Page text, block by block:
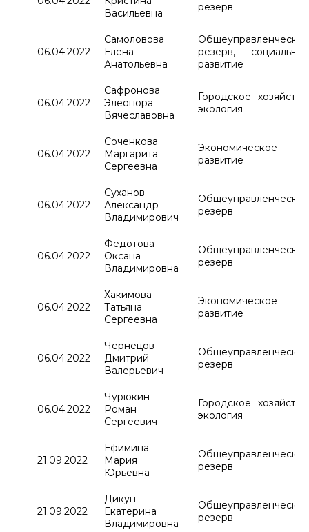
Васильевна
резерв
06.04.2022
Самоловова
Елена
Анатольевна
Общеуправленческий
резерв, социальное
развитие
06.04.2022
Сафронова
Элеонора
Вячеславовна
Городское хозяйство,
экология
06.04.2022
Соченкова
Маргарита
Сергеевна
Экономическое
развитие
06.04.2022
Суханов
Александр
Владимирович
Общеуправленческий
резерв
06.04.2022
Федотова
Оксана
Владимировна
Общеуправленческий
резерв
06.04.2022
Хакимова
Татьяна
Сергеевна
Экономическое
развитие
06.04.2022
Чернецов
Дмитрий
Валерьевич
Общеуправленческий
резерв
06.04.2022
Чурюкин
Роман
Сергеевич
Городское хозяйство,
экология
21.09.2022
Ефимина
Мария
Юрьевна
Общеуправленческий
резерв
21.09.2022
Дикун
Екатерина
Владимировна
Общеуправленческий
резерв